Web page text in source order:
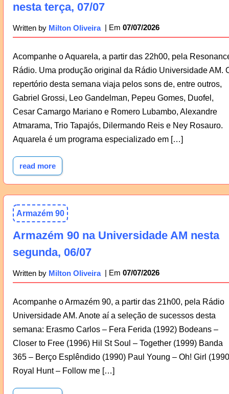
nesta terça, 07/07
Written by Milton Oliveira 07/07/2026
Acompanhe o Aquarela, a partir das 22h00, pela
Rádio. Uma produção original da Rádio Universidade AM.
repertório desta semana viaja pelos sons de, entre outros,
Gabriel Grossi, Leo Gandelman, Pepeu Gomes, Duofel,
Cesar Camargo Mariano e Romero Lubambo, Alexandre
Atmarama, Trio Tapajós, Dilermando Reis e Ney Rosauro.
Aquarela é um programa especializado em […]
read more
Armazém 90
Armazém 90 na Universidade AM nesta
segunda, 06/07
Written by Milton Oliveira 07/07/2026
Acompanhe o Armazém 90, a partir das 21h00, pela Rádio
Universidade AM. Anote aí a seleção de sucessos desta
semana: Erasmo Carlos – Fera Ferida (1992) Bodeans –
Closer to Free (1996) Hil St Soul – Together (1999) Banda
365 – Berço Esplêndido (1990) Paul Young – Oh! Girl
Royal Hunt – Follow me […]